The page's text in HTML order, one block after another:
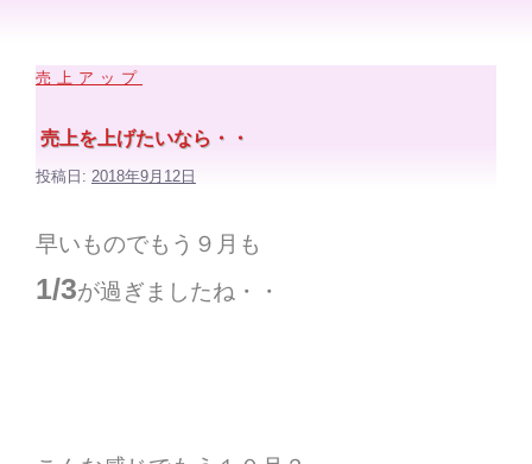
売上アップ
売上を上げたいなら・・
投稿日: 2018年9月12日
早いものでもう９月も
1/3が過ぎましたね・・